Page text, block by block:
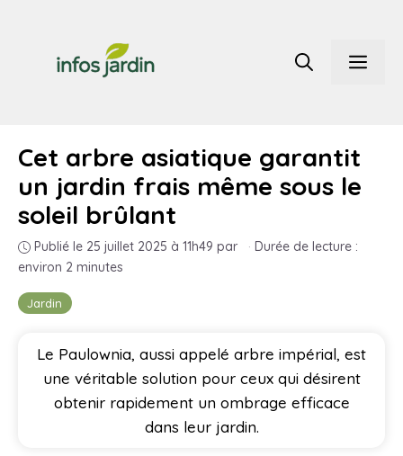
contenu
Jardin
Cet arbre asiatique garantit
un jardin frais même sous le
soleil brûlant
Publié le 25 juillet 2025 à 11h49 par · Durée de lecture :
environ 2 minutes
Le Paulownia, aussi appelé arbre impérial, est
une véritable solution pour ceux qui désirent
obtenir rapidement un ombrage efficace
dans leur jardin.